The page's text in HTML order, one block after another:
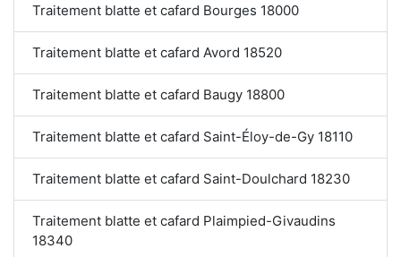
Traitement blatte et cafard Bourges 18000
Traitement blatte et cafard Avord 18520
Traitement blatte et cafard Baugy 18800
Traitement blatte et cafard Saint-Éloy-de-Gy 18110
Traitement blatte et cafard Saint-Doulchard 18230
Traitement blatte et cafard Plaimpied-Givaudins
18340